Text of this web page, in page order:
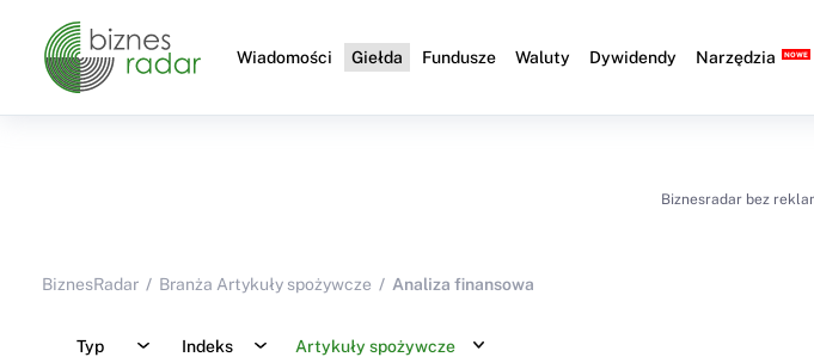
Wiadomości Giełda Fundusze Waluty Dywidendy Narzędzia
Biznesradar bez
BiznesRadar Branża Artykuły spożywcze Analiza finansowa
Typ Indeks Artykuły spożywcze